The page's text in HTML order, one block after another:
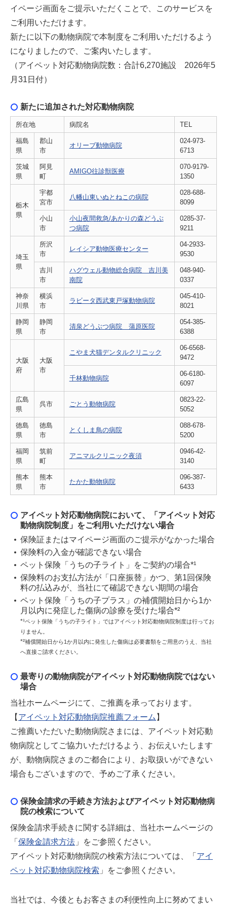
イページ画面をご提示いただくことで、このサービスを
ご利用いただけます。
新たに以下の動物病院で本制度をご利用いただけるよう
になりましたので、ご案内いたします。
（アイペット対応動物病院数：合計6,270施設 2026年5
月31日付）
新たに追加された対応動物病院
所在地 病院名 TEL
福島
県
郡山
市
オリーブ動物病院
024-973-
6713
茨城
県
阿見
町
AMIGO往診獣医療
070-9179-
1350
栃木
県
宇都
宮市
八幡山東いぬとねこの病院
028-688-
8099
小山
市
小山夜間救急/あかりの森どうぶ
つ病院
0285-37-
9211
埼玉
県
所沢
市
レイシア動物医療センター
04-2933-
9530
吉川
市
ハグウェル動物総合病院 吉川美
南院
048-940-
0337
神奈
川県
横浜
市
ラビータ西武東戸塚動物病院
045-410-
8021
静岡
県
静岡
市
清泉どうぶつ病院 蒲原医院
054-385-
6388
大阪
府
大阪
市
こやま犬猫デンタルクリニック
06-6568-
9472
千林動物病院
06-6180-
6097
広島
県
呉市 ごとう動物病院
0823-22-
5052
徳島
県
徳島
市
とくしま鳥の病院
088-678-
5200
福岡
県
筑前
町
アニマルクリニック夜須
0946-42-
3140
熊本
県
熊本
市
たかた動物病院
096-387-
6433
アイペット対応動物病院において、「アイペット対応
動物病院制度」をご利用いただけない場合
保険証またはマイページ画面のご提示がなかった場合
保険料の入金が確認できない場合
ペット保険「うちの子ライト」をご契約の場合*¹
保険料のお支払方法が「口座振替」かつ、第1回保険
料の払込みが、当社にて確認できない期間の場合
ペット保険「うちの子プラス」の補償開始日から1か
月以内に発症した傷病の診療を受けた場合*²
*¹ペット保険「うちの子ライト」ではアイペット対応動物病院制度は行ってお
りません。
*²補償開始日から1か月以内に発生した傷病は必要書類をご用意のうえ、当社
へ直接ご請求ください。
最寄りの動物病院がアイペット対応動物病院ではない
場合
当社ホームページにて、ご推薦を承っております。
【 アイペット対応動物病院推薦フォーム 】
ご推薦いただいた動物病院さまには、アイペット対応動
物病院としてご協力いただけるよう、お伝えいたします
が、動物病院さまのご都合により、お取扱いができない
場合もございますので、予めご了承ください。
保険金請求の手続き方法およびアイペット対応動物病
院の検索について
保険金請求手続きに関する詳細は、当社ホームページの
「 保険金請求方法 」をご参照ください。
アイペット対応動物病院の検索方法については、「 アイ
ペット対応動物病院検索 」をご参照ください。
当社では、今後ともお客さまの利便性向上に努めてまい